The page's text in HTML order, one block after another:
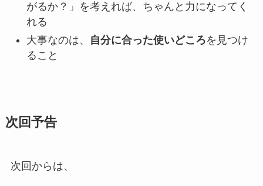
がるか？」を考えれば、ちゃんと力になってく
れる
大事なのは、
自分に合った使いどころを見つけ
ること
次回予告
次回からは、